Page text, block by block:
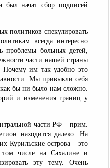
начат сбор подписей
политиков спекулировать
всегда интересно
проблемы больных детей,
части нашей страны
Почему им так удобно это
Мы привыкли себя
бы ни было нам сложно.
и изменения границ у
части РФ – прим.
находится далеко. На
Курильские острова – это
числе на Сахалине и
эту тему. Очень